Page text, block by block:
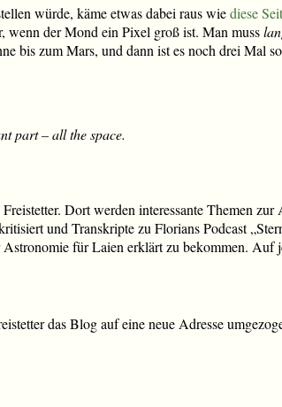
würde, käme etwas dabei raus wiediese
wenn der Mond ein Pixel groß ist. Man muss
bis zum Mars, und dann ist es noch drei Mal
part – all the space.
Dort werden interessante Themen zur
und Transkripte zu Florians Podcast
für Laien erklärt zu bekommen. Auf
das Blog auf eine neue Adresse